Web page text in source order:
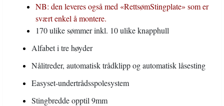
NB: den leveres også med «RettsømStingplate» som er
svært enkel å montere.
170 ulike sømmer inkl. 10 ulike knapphull
Alfabet i tre høyder
Nålitreder, automatisk trådklipp og automatisk låsesting
Easyset-undertrådsspolesystem
Stingbredde opptil 9mm